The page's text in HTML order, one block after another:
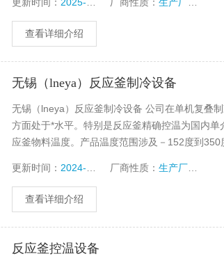
查看详细介绍
无锡（lneya）反应釜制冷设备
无锡（lneya）反应釜制冷设备 公司在单机复叠
方面处于*水平。特别是反应釜精确控温为国内
应釜物料温度。产品温度范围涉及－152度到350
更新时间： 2024-12-29 厂商性质：生产厂家
查看详细介绍
反应釜控温设备